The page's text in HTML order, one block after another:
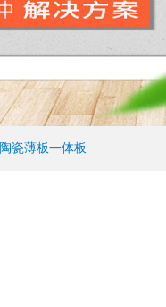
陶瓷薄板一体板